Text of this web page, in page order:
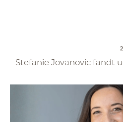
Stefanie Jovanovic fandt